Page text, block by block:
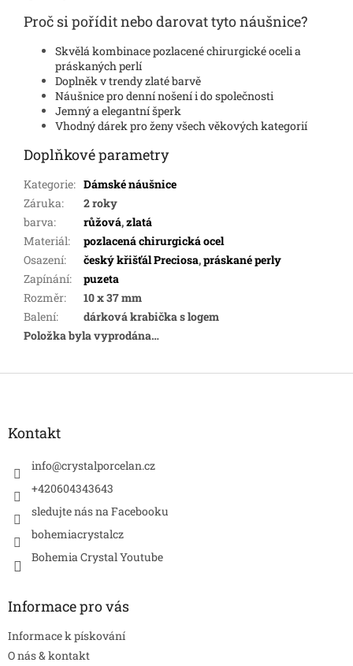
Proč si pořídit nebo darovat tyto náušnice?
Skvělá kombinace pozlacené chirurgické oceli a
práskaných perlí
Doplněk v trendy zlaté barvě
Náušnice pro denní nošení i do společnosti
Jemný a elegantní šperk
Vhodný dárek pro ženy všech věkových kategorií
Doplňkové parametry
Kategorie: Dámské náušnice
Záruka:
2 roky
barva: růžová,zlatá
Materiál:
pozlacená chirurgická ocel
Osazení: český křišťál Preciosa,práskané perly
Zapínání:
puzeta
Rozměr:
10 x 37 mm
Balení:
dárková krabička s logem
Položka byla vyprodána…
Z
Kontakt
info@crystalporcelan.cz
+420604343643
sledujte nás na Facebooku
bohemiacrystalcz
Bohemia Crystal Youtube
Informace pro vás
Informace k pískování
O nás & kontakt